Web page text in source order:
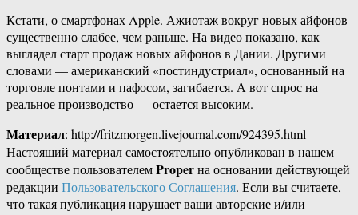
Кстати, о смартфонах Apple. Ажиотаж вокруг новых айфонов
существенно слабее, чем раньше. На видео показано, как
выглядел старт продаж новых айфонов в Дании. Другими
словами — американский «постиндустриал», основанный на
торговле понтами и пафосом, загибается. А вот спрос на
реальное производство — остается высоким.
Материал: http://fritzmorgen.livejournal.com/924395.html
Настоящий материал самостоятельно опубликован в нашем
сообществе пользователемProperна основании действующей
редакции Пользовательского Соглашения. Если вы считаете,
что такая публикация нарушает ваши авторские и/или